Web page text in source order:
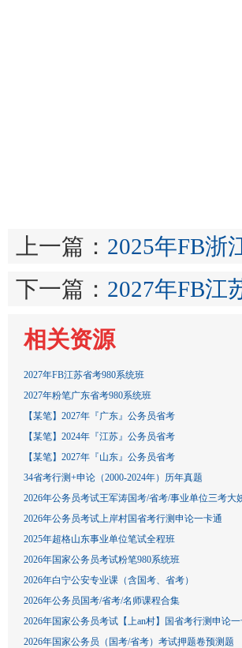
上一篇： 2025年FB浙
下一篇： 2027年FB江
相关资源
2027年FB江苏省考980系统班
2027年粉笔广东省考980系统班
【某笔】2027年『广东』公务员省考
【某笔】2024年『江苏』公务员省考
【某笔】2027年『山东』公务员省考
34省考行测+申论（2000-2024年）历年真题
2026年公务员考试王军涛国考/省考/事业单位三考大
2026年公务员考试上岸村国省考行测申论一卡通
2025年超格山东事业单位笔试全程班
2026年国家公务员考试粉笔980系统班
2026年白宁公安专业课（含国考、省考）
2026年公务员国考/省考/名师课程合集
2026年国家公务员考试【上an村】国省考行测申论一
2026年国家公务员（国考/省考）考试押题卷预测题